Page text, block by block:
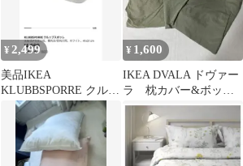
¥ 2,499
美品IKEA
KLUBBSPORRE クルッ
ブスポッレ エルゴノミ
クス枕 低反発
¥ 1,600
IKEA DVALA ドヴァー
ラ 枕カバー&ボック
スシーツセット